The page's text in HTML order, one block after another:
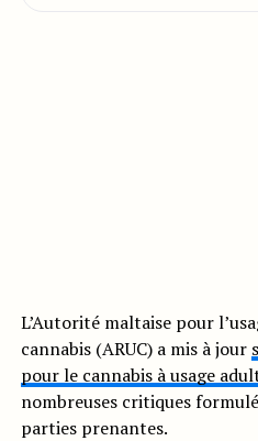
L’Autorité maltaise pour
cannabis (ARUC) a mis à jour
pour le cannabis à usage
nombreuses critiques
parties prenantes.